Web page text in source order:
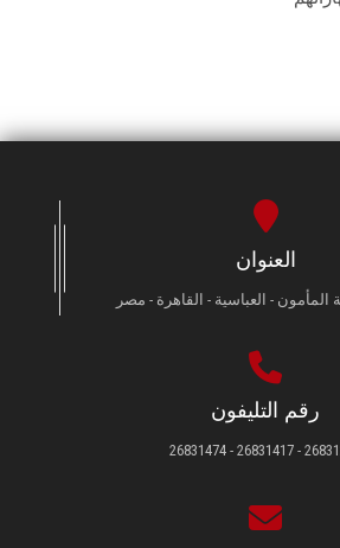
العنوان
المأمون - العباسية - القاهرة - مصر
رقم التليفون
26831231 -